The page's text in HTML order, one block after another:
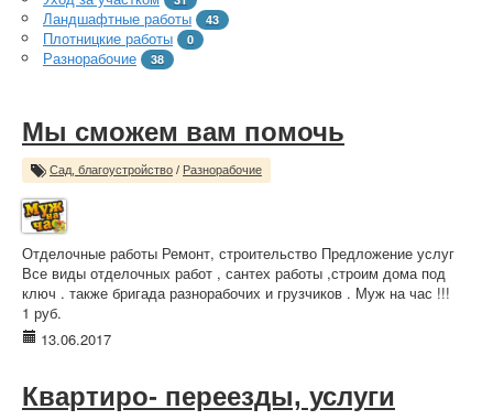
Ландшафтные работы 43
Плотницкие работы 0
Разнорабочие 38
Мы сможем вам помочь
Сад, благоустройство / Разнорабочие
Отделочные работы Ремонт, строительство Предложение услуг
Все виды отделочных работ , сантех работы ,строим дома под
ключ . также бригада разнорабочих и грузчиков . Муж на час !!!
1 руб.
13.06.2017
Квартиро- переезды, услуги